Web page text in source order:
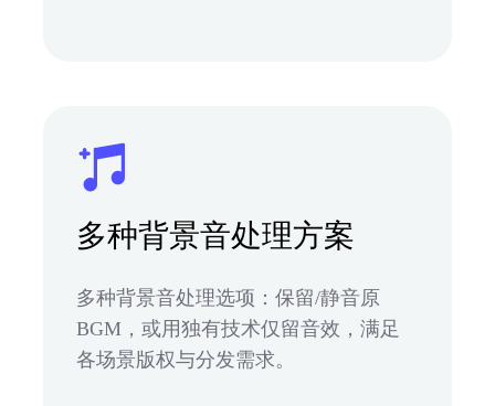
多种背景音处理方案
多种背景音处理选项：保留/静音原
BGM，或用独有技术仅留音效，满足
各场景版权与分发需求。